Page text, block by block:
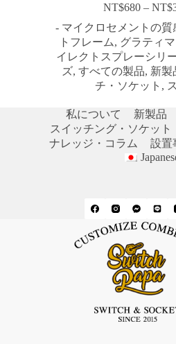
NT$680 –NT$
- マイクロセメントの質
トフレーム, グラティ
イレクトスプレーシリ
ズ,すべての製品, 新製
チ・ソケット ,
私について 新製品
スイッチング・ソケット
ナレッジ・コラム
設置